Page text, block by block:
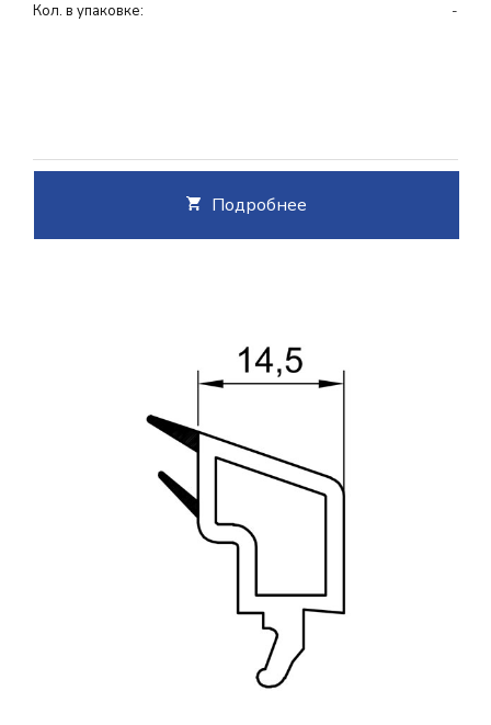
Кол. в упаковке:
-
Подробнее